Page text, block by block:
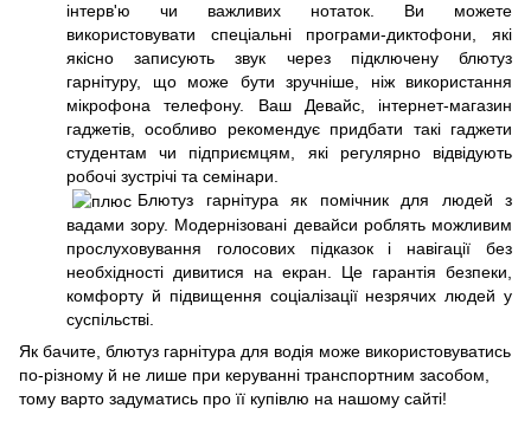
інтерв'ю чи важливих нотаток. Ви можете
використовувати спеціальні програми-диктофони, які
якісно записують звук через підключену блютуз
гарнітуру, що може бути зручніше, ніж використання
мікрофона телефону. Ваш Девайс, інтернет-магазин
гаджетів, особливо рекомендує придбати такі гаджети
студентам чи підприємцям, які регулярно відвідують
робочі зустрічі та семінари.
Блютуз гарнітура як помічник для людей з
вадами зору. Модернізовані девайси роблять можливим
прослуховування голосових підказок і навігації без
необхідності дивитися на екран. Це гарантія безпеки,
комфорту й підвищення соціалізації незрячих людей у
суспільстві.
Як бачите, блютуз гарнітура для водія може використовуватись
по-різному й не лише при керуванні транспортним засобом,
тому варто задуматись про її купівлю на нашому сайті!